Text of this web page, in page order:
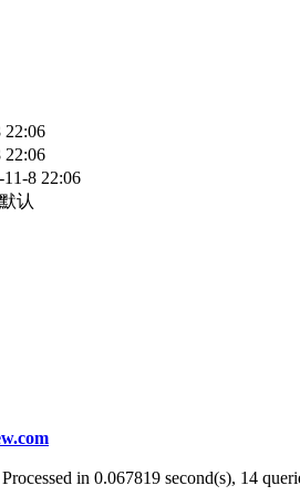
22:06
22:06
11-8 22:06
认
Processed in 0.067819 second(s), 14